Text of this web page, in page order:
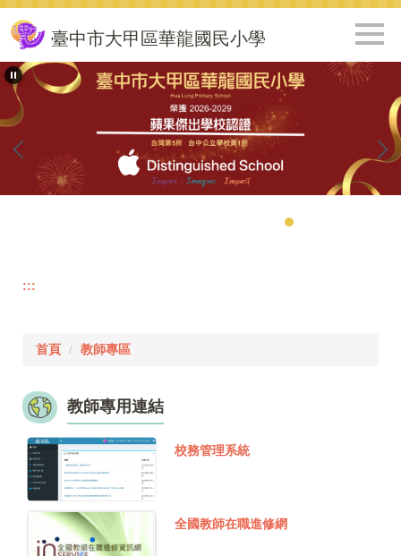
跳
到
主
要
內
容
區
臺中市大甲區華龍國民小學
:::
首頁 教師專區
教師專用連結
校務管理系統
全國教師在職進修網